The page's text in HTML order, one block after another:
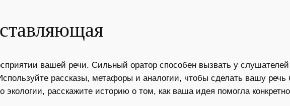
вашей речи. Сильный оратор способен вызвать у
рассказы, метафоры и аналогии, чтобы сделать вашу речь
расскажите историю о том, как ваша идея помогла